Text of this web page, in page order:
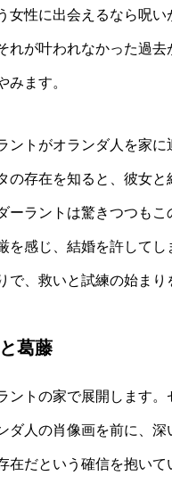
女性に出会えるなら呪い
れが叶われなかった過去
みます。
ントがオランダ人を家に
の存在を知ると、彼女と
ーラントは驚きつつもこ
を感じ、結婚を許してし
で、救いと試練の始まり
葛藤
ントの家で展開します。
ダ人の肖像画を前に、深
在だという確信を抱いて